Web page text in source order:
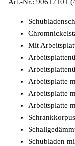
Art.-Nr.: 90612101
Mit
Arbeitsplatte
Arbeitsplatte
Arbeitsplatte
Schubladen